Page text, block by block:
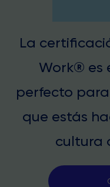
La
Work® es
perfecto
que estás
cultura